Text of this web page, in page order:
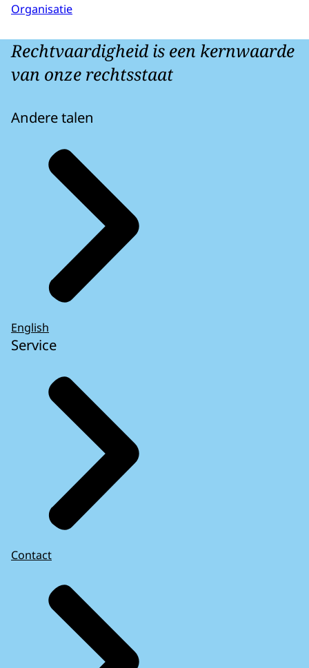
Organisatie
Rechtvaardigheid is een kernwaarde
van onze rechtsstaat
Andere talen
English
Service
Contact